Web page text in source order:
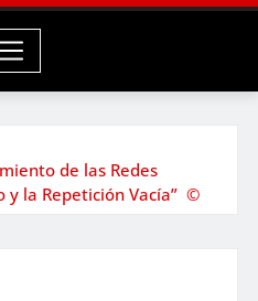
de las Redes
y la Repetición Vacía” ©